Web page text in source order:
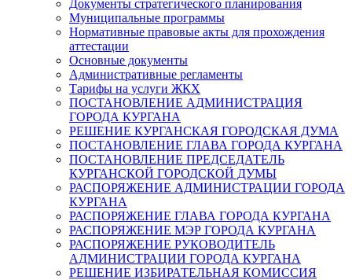
Документы стратегического планирования
Муниципальные программы
Нормативные правовые акты для прохождения
аттестации
Основные документы
Административные регламенты
Тарифы на услуги ЖКХ
ПОСТАНОВЛЕНИЕ АДМИНИСТРАЦИЯ
ГОРОДА КУРГАНА
РЕШЕНИЕ КУРГАНСКАЯ ГОРОДСКАЯ ДУМА
ПОСТАНОВЛЕНИЕ ГЛАВА ГОРОДА КУРГАНА
ПОСТАНОВЛЕНИЕ ПРЕДСЕДАТЕЛЬ
КУРГАНСКОЙ ГОРОДСКОЙ ДУМЫ
РАСПОРЯЖЕНИЕ АДМИНИСТРАЦИИ ГОРОДА
КУРГАНА
РАСПОРЯЖЕНИЕ ГЛАВА ГОРОДА КУРГАНА
РАСПОРЯЖЕНИЕ МЭР ГОРОДА КУРГАНА
РАСПОРЯЖЕНИЕ РУКОВОДИТЕЛЬ
АДМИНИСТРАЦИИ ГОРОДА КУРГАНА
РЕШЕНИЕ ИЗБИРАТЕЛЬНАЯ КОМИССИЯ